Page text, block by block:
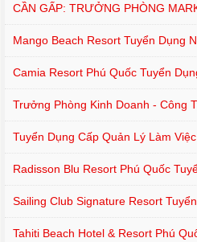
CẦN GẤP: TRƯỞNG PHÒNG
Mango Beach Resort Tuyển Dụng
Camia Resort Phú Quốc Tuyển
Trưởng Phòng Kinh Doanh - Công
Tuyển Dụng Cấp Quản Lý Làm
Radisson Blu Resort Phú Quốc
Sailing Club Signature Resort
Tahiti Beach Hotel & Resort Phú